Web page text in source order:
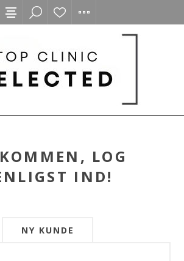
LOG
IND!
NY KUNDE